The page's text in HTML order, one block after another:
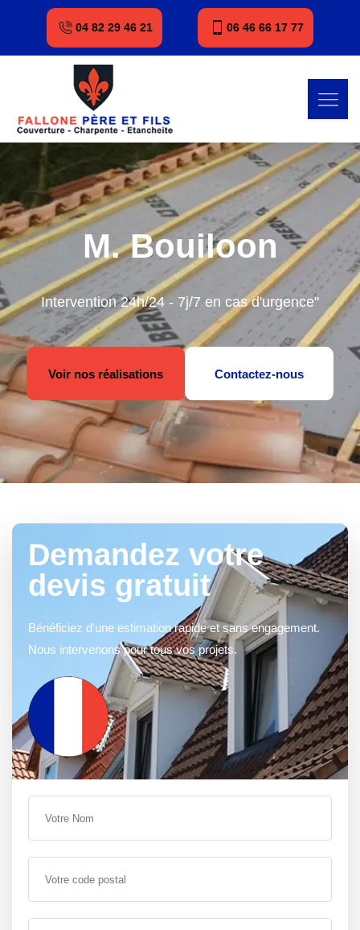
04 82 29 46 21 06 46 66 17 77
M. Bouiloon
Intervention 24h/24 - 7j/7 en cas d'urgence"
Voir nos réalisations Contactez-nous
Demandez votre
devis gratuit
Bénéficiez d'une estimation rapide et sans engagement.
Nous intervenons pour tous vos projets.